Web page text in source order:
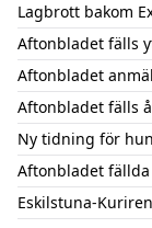
Lagbrott bakom
Aftonbladet fälls
Aftonbladet
Aftonbladet fälls
Ny tidning för
Aftonbladet
Eskilstuna-